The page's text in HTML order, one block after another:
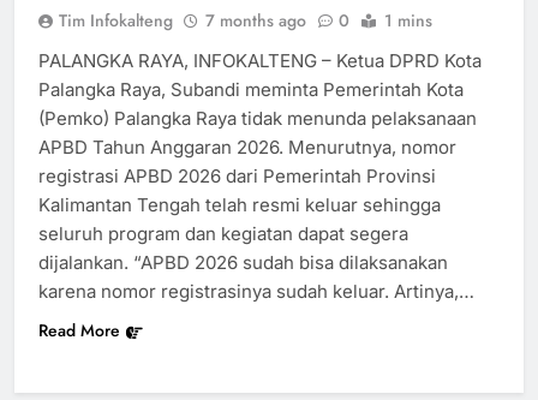
Tim Infokalteng 7 months ago 0 1 mins
PALANGKA RAYA, INFOKALTENG – Ketua DPRD Kota
Palangka Raya, Subandi meminta Pemerintah Kota
(Pemko) Palangka Raya tidak menunda pelaksanaan
APBD Tahun Anggaran 2026. Menurutnya, nomor
registrasi APBD 2026 dari Pemerintah Provinsi
Kalimantan Tengah telah resmi keluar sehingga
seluruh program dan kegiatan dapat segera
dijalankan. “APBD 2026 sudah bisa dilaksanakan
karena nomor registrasinya sudah keluar. Artinya,…
Read More